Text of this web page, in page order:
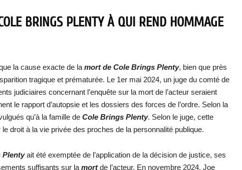
BRINGS PLENTY À QUI REND HOMMAGE
la cause exacte de la mort de Cole Brings Plenty, bien que près
tragique et prématurée. Le 1er mai 2024, un juge du comté de
judiciaires concernant l’enquête sur la mort de l’acteur seraient
le rapport d’autopsie et les dossiers des forces de l’ordre. Selon la
qu’à la famille de Cole Brings Plenty. Selon le juge, cette
droit à la vie privée des proches de la personnalité publique.
Plentyait été exemptée de l’application de la décision de justice, ses
suffisants sur la mortde l’acteur. En novembre 2024, Joe